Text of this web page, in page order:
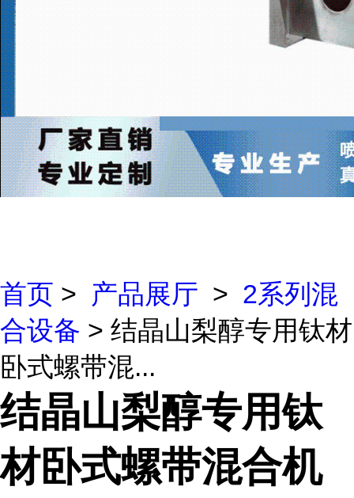
首页 > 产品展厅 > 2系列混
合设备 > 结晶山梨醇专用钛材
卧式螺带混...
结晶山梨醇专用钛
材卧式螺带混合机